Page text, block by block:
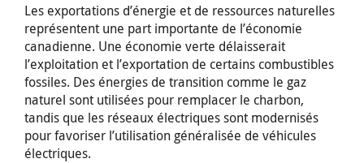
Les exportations d’énergie et de ressources naturelles
représentent une part importante de l’économie
canadienne. Une économie verte délaisserait
l’exploitation et l’exportation de certains combustibles
fossiles. Des énergies de transition comme le gaz
naturel sont utilisées pour remplacer le charbon,
tandis que les réseaux électriques sont modernisés
pour favoriser l’utilisation généralisée de véhicules
électriques.